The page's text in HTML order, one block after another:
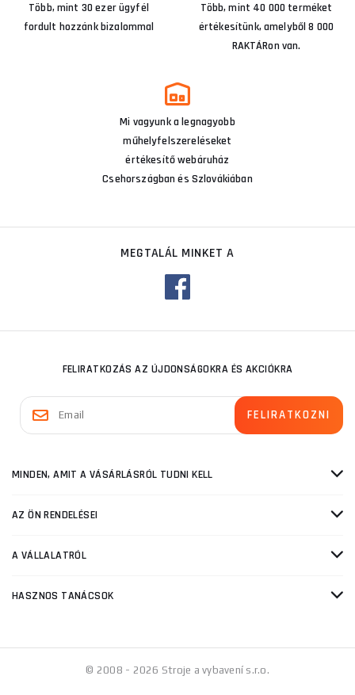
Több, mint 30 ezer ügyfél
fordult hozzánk bizalommal
Több, mint 40 000 terméket
értékesítünk, amelyből 8 000
RAKTÁRon van.
Mi vagyunk a legnagyobb
műhelyfelszereléseket
értékesítő webáruház
Csehországban és Szlovákiában
MEGTALÁL MINKET A
FELIRATKOZÁS AZ ÚJDONSÁGOKRA ÉS AKCIÓKRA
MINDEN, AMIT A VÁSÁRLÁSRÓL TUDNI KELL
AZ ÖN RENDELÉSEI
A VÁLLALATRÓL
HASZNOS TANÁCSOK
© 2008 - 2026 Stroje a vybavení s.r.o.